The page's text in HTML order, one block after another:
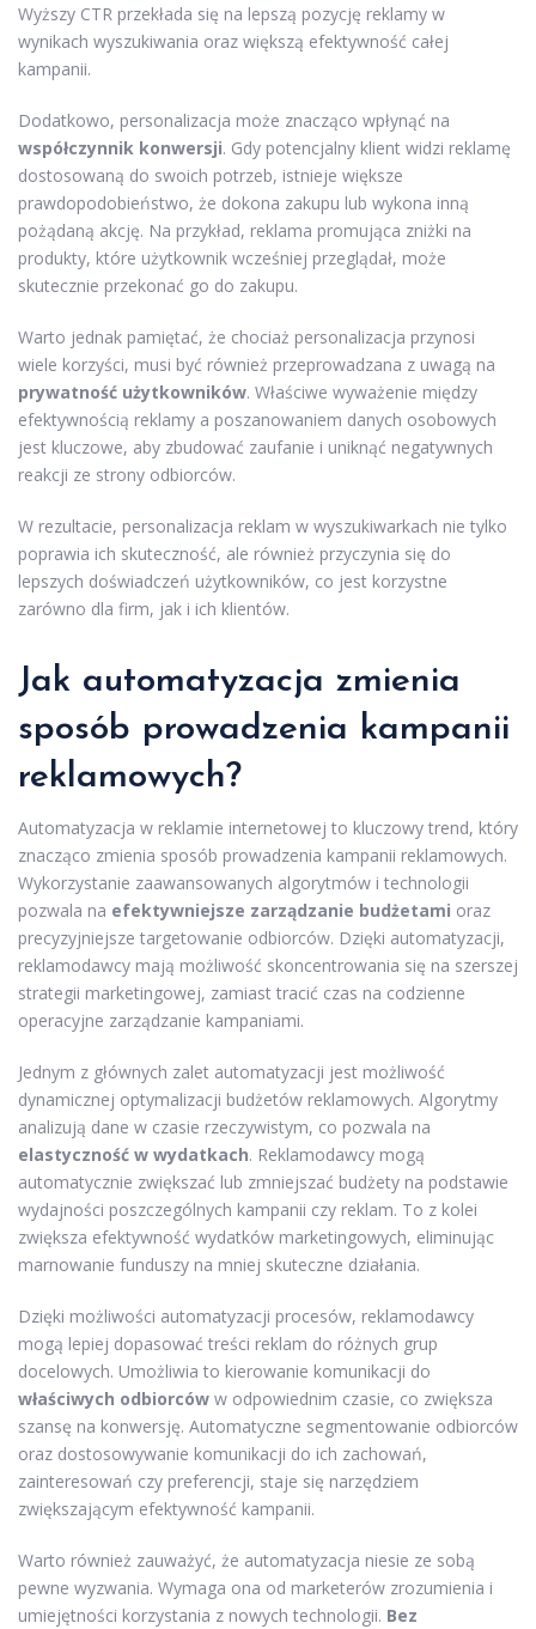
Wyższy CTR przekłada się na lepszą pozycję reklamy w
wynikach wyszukiwania oraz większą efektywność całej
kampanii.
Dodatkowo, personalizacja może znacząco wpłynąć na
współczynnik konwersji. Gdy potencjalny klient widzi reklamę
dostosowaną do swoich potrzeb, istnieje większe
prawdopodobieństwo, że dokona zakupu lub wykona inną
pożądaną akcję. Na przykład, reklama promująca zniżki na
produkty, które użytkownik wcześniej przeglądał, może
skutecznie przekonać go do zakupu.
Warto jednak pamiętać, że chociaż personalizacja przynosi
wiele korzyści, musi być również przeprowadzana z uwagą na
prywatność użytkowników. Właściwe wyważenie między
efektywnością reklamy a poszanowaniem danych osobowych
jest kluczowe, aby zbudować zaufanie i uniknąć negatywnych
reakcji ze strony odbiorców.
W rezultacie, personalizacja reklam w wyszukiwarkach nie tylko
poprawia ich skuteczność, ale również przyczynia się do
lepszych doświadczeń użytkowników, co jest korzystne
zarówno dla firm, jak i ich klientów.
Jak automatyzacja zmienia
sposób prowadzenia kampanii
reklamowych?
Automatyzacja w reklamie internetowej to kluczowy trend, który
znacząco zmienia sposób prowadzenia kampanii reklamowych.
Wykorzystanie zaawansowanych algorytmów i technologii
pozwala na efektywniejsze zarządzanie budżetami oraz
precyzyjniejsze targetowanie odbiorców. Dzięki automatyzacji,
reklamodawcy mają możliwość skoncentrowania się na szerszej
strategii marketingowej, zamiast tracić czas na codzienne
operacyjne zarządzanie kampaniami.
Jednym z głównych zalet automatyzacji jest możliwość
dynamicznej optymalizacji budżetów reklamowych. Algorytmy
analizują dane w czasie rzeczywistym, co pozwala na
elastyczność w wydatkach. Reklamodawcy mogą
automatycznie zwiększać lub zmniejszać budżety na podstawie
wydajności poszczególnych kampanii czy reklam. To z kolei
zwiększa efektywność wydatków marketingowych, eliminując
marnowanie funduszy na mniej skuteczne działania.
Dzięki możliwości automatyzacji procesów, reklamodawcy
mogą lepiej dopasować treści reklam do różnych grup
docelowych. Umożliwia to kierowanie komunikacji do
właściwych odbiorców w odpowiednim czasie, co zwiększa
szansę na konwersję. Automatyczne segmentowanie odbiorców
oraz dostosowywanie komunikacji do ich zachowań,
zainteresowań czy preferencji, staje się narzędziem
zwiększającym efektywność kampanii.
Warto również zauważyć, że automatyzacja niesie ze sobą
pewne wyzwania. Wymaga ona od marketerów zrozumienia i
umiejętności korzystania z nowych technologii. Bez